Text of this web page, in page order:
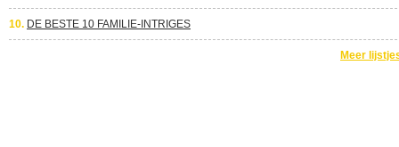
10. DE BESTE 10 FAMILIE-INTRIGES
Meer